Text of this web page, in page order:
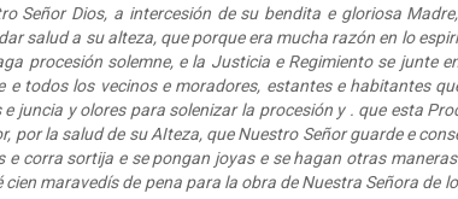
Señor Dios, a intercesión de su bendita e gloriosa
salud a su alteza, que porque era mucha razón en lo
procesión solemne, e la Justicia e Regimiento se junte
e todos los vecinos e moradores, estantes e habitantes
juncia y olores para solenizar la procesión y . que esta
por la salud de su AIteza, que Nuestro Señor guarde e
e corra sortija e se pongan joyas e se hagan otras
maravedís de pena para la obra de Nuestra Señora de